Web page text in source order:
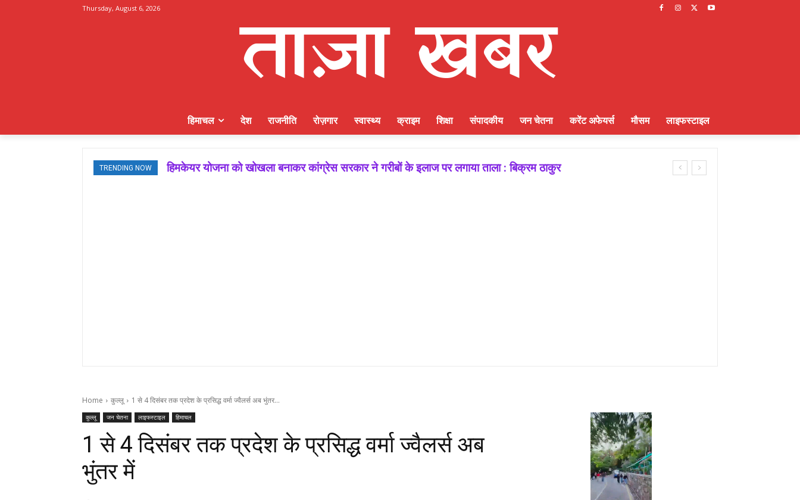
Thursday, August 6, 2026
हिमाचल देश राजनीति रोज़गार स्वास्थ्य क्राइम शिक्षा संपादकीय जन चेतना करेंट अफेयर्स मौसम लाइफस्टाइल
TRENDING NOW हिमकेयर योजना को खोखला बनाकर कांग्रेस सरकार ने गरीबों के इलाज पर लगाया ताला : बिक्रम ठाकुर
मजबूत बूथ ही भाजपा की जीत की गारंटी, आगामी विधानसभा चुनाव में बूथ प्रबंधन निभाएगा निर्णायक भूमिका : राकेश
Home कुल्लू 1 से 4 दिसंबर तक प्रदेश के प्रसिद्ध वर्मा ज्वैलर्स अब भुंतर...
कुल्लू जन चेतना लाइफस्टाइल हिमाचल
1 से 4 दिसंबर तक प्रदेश के प्रसिद्ध वर्मा ज्वैलर्स अब
भुंतर में